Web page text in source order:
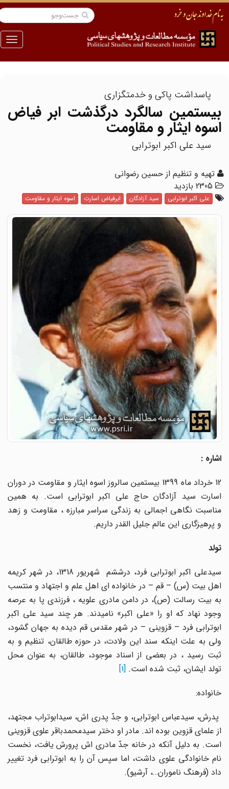
منو
پاسداشت پاکی و خدمتگزاری
بیستمین سالگرد درگذشت ابر فیاض
اسوه ایثار و مقاومت
سید علی اکبر ابوترابی
تهیه و تنظیم از حسین رضوانی
2305 بازدید
علی اکبر ابوترابی سید آزادگان ابرفیاض اسارت اسوه ایثار و مقاومت
اشاره :
12 خرداد ماه 1399 بیستمین سالروز اسوه ایثار و مقاومت در دوران
اسارت سید آزادگان حاج علی اکبر ابوترابی است. به همین
مناسبت نگاهی اجمالی به زندگی سراسر مبارزه ، مقاومت و زهد
و پرهیزگاری این عالم جلیل القدر داریم.
تولد
سیدعلی اکبر ابوترابی فرد، درششم شهریور 1318، در شهر کریمه
اهل بیت (س) – قم – در خانواده ای اهل علم و اجتهاد و منتسب
به بیت رسالت (ص)، در دامن مادری علویه ، فرزندی پا به عرصه
وجود نهاد که او را «علی اکبر» نامیدند. هر چند سید علی اکبر
ابوترابی فرد – قزوینی – در شهر مقدس قم دیده به جهان گشود،
ولی به علت اینکه سند این ولادت، در حوزه طالقان، تنظیم و به
ثبت رسید ، در بعضی از اسناد موجود، طالقان، به عنوان محل
تولد ایشان، ثبت شده است.[1]
خانواده:
پدرش، سیدعباس ابوترابی، و جدّ پدری اش، سیدابوتراب مجتهد،
از علمای قزوین بوده اند. مادر او دختر سیدمحمدباقر علوی قزوینی
است. به دلیل آنکه در خانه جدّ مادری اش پرورش یافت، نخست
نام خانوادگی علوی داشت، اما سپس آن را به ابوترابی فرد تغییر
داد (فرهنگ ناموران…، آرشیو).